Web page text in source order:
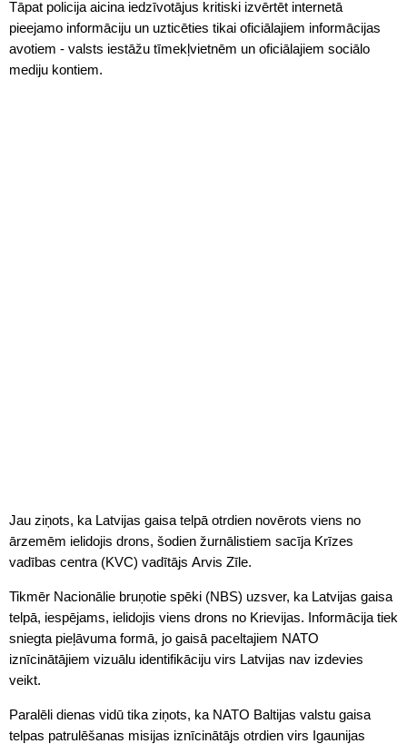
Tāpat policija aicina iedzīvotājus kritiski izvērtēt internetā
pieejamo informāciju un uzticēties tikai oficiālajiem informācijas
avotiem - valsts iestāžu tīmekļvietnēm un oficiālajiem sociālo
mediju kontiem.
Jau ziņots, ka Latvijas gaisa telpā otrdien novērots viens no
ārzemēm ielidojis drons, šodien žurnālistiem sacīja Krīzes
vadības centra (KVC) vadītājs Arvis Zīle.
Tikmēr Nacionālie bruņotie spēki (NBS) uzsver, ka Latvijas gaisa
telpā, iespējams, ielidojis viens drons no Krievijas. Informācija tiek
sniegta pieļāvuma formā, jo gaisā paceltajiem NATO
iznīcinātājiem vizuālu identifikāciju virs Latvijas nav izdevies
veikt.
Paralēli dienas vidū tika ziņots, ka NATO Baltijas valstu gaisa
telpas patrulēšanas misijas iznīcinātājs otrdien virs Igaunijas